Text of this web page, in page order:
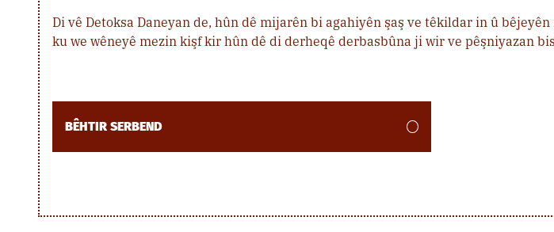
Di vê Detoksa Daneyan de, hûn dê mijarên bi agahiyên şaş ve têkildar in û
ku we wêneyê mezin kişf kir hûn dê di derheqê derbasbûna ji wir ve pêşniyazan
BÊHTIR SERBEND